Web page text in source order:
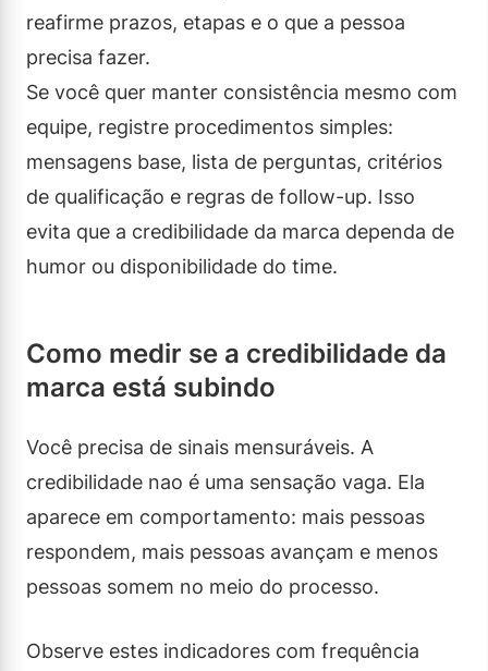
reafirme prazos, etapas e o que a pessoa
precisa fazer.
Se você quer manter consistência mesmo com
equipe, registre procedimentos simples:
mensagens base, lista de perguntas, critérios
de qualificação e regras de follow-up. Isso
evita que a credibilidade da marca dependa de
humor ou disponibilidade do time.
Como medir se a credibilidade da
marca está subindo
Você precisa de sinais mensuráveis. A
credibilidade nao é uma sensação vaga. Ela
aparece em comportamento: mais pessoas
respondem, mais pessoas avançam e menos
pessoas somem no meio do processo.
Observe estes indicadores com frequência